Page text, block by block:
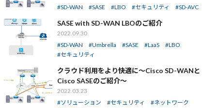
SD-WAN
SASE LBO セキュリティ SD-AVC
SASE with SD-WAN LBOのご紹介
2022.09.30
SD-WAN
Umbrella SASE LaaS
LBO
セキュリティ
クラウド利用をより快適に～Cisco SD-WANと
Cisco SASEのご紹介～
2022.03.23
ソリューション
セキュリティ
ネットワーク